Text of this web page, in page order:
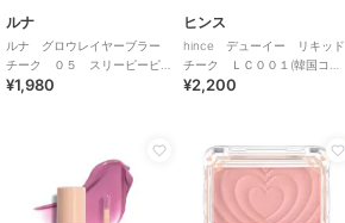
ルナ
ルナ グロウレイヤーブラー
チーク ０５ スリーピーピ
ンク（韓国コスメ）
¥1,980
ヒンス
hince デューイー リキッド
チーク ＬＣ００１(韓国コス
メ)
¥2,200